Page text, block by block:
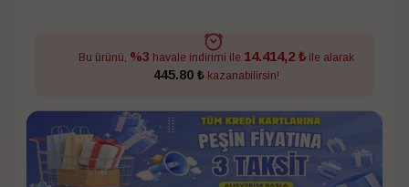
Bu ürünü, %3 havale indirimi ile 14.414,2 ₺ile alarak
445.80 ₺kazanabilirsin!